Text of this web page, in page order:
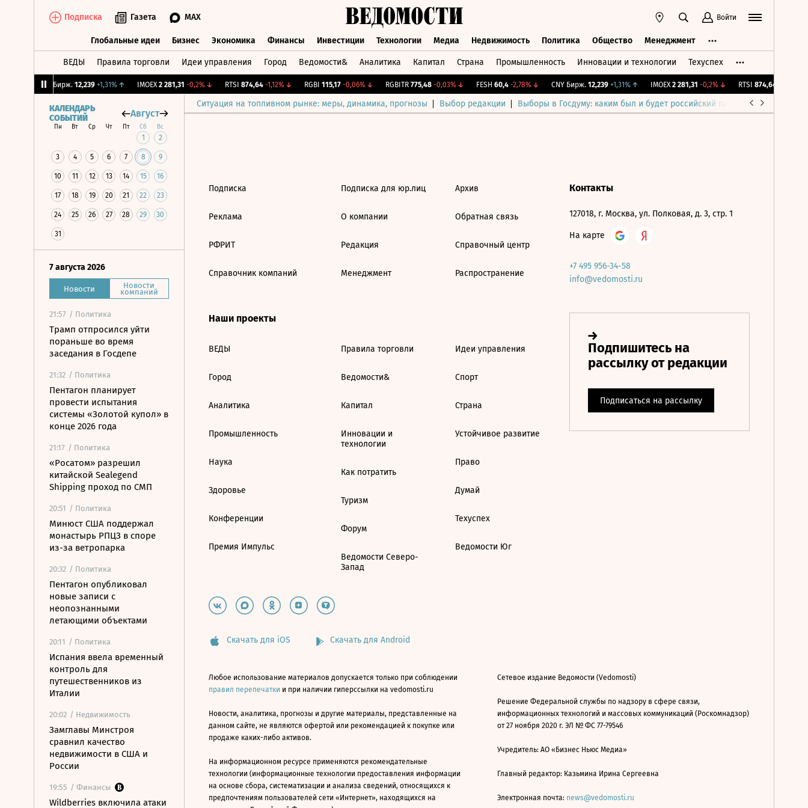
Подписка Газета MAX Войти
Глобальные идеи Бизнес Экономика Финансы Инвестиции Технологии Медиа Недвижимость Политика Общество Менеджмент
ВЕДЫ Правила торговли Идеи управления Город Ведомости& Аналитика Капитал Страна Промышленность Инновации и технологии Техуспех
CNY Бирж. 12,239 +1,31%↑ IMOEX 2 281,31 -0,2%↓ RTSI 874,64 -1,12%↓ RGBI 115,17 -0,06%↓ RGBITR 775,48 -0,03%↓ FESH 60,4 -2,78%↓ CNY Бирж. 12,239 +1,31%↑ IMOEX 2 281,31 -0,2%↓ RTSI 874,64 -1,12%
Ситуация на топливном рынке: меры, динамика, прогнозы Выбор редакции Выборы в Госдуму: каким был и будет российский парламент
КАЛЕНДАРЬ
СОБЫТИЙ
Август
Пн Вт Ср Чт Пт Сб Вс
1 2
3 4 5 6 7 8 9
10 11 12 13 14 15 16
17 18 19 20 21 22 23
24 25 26 27 28 29 30
31
7 августа 2026
Новости Новости
компаний
21:57 / Политика
Трамп отпросился уйти
пораньше во время
заседания в Госдепе
21:32 / Политика
Пентагон планирует
провести испытания
системы «Золотой купол» в
конце 2026 года
21:17 / Политика
«Росатом» разрешил
китайской Sealegend
Shipping проход по СМП
20:51 / Политика
Минюст США поддержал
монастырь РПЦЗ в споре
из-за ветропарка
20:32 / Политика
Пентагон опубликовал
новые записи с
неопознанными
летающими объектами
20:11 / Политика
Испания ввела временный
контроль для
путешественников из
Италии
20:02 / Недвижимость
Замглавы Минстроя
сравнил качество
недвижимости в США и
России
19:55 / Финансы
Wildberries включила атаки
Подписка
Реклама
РФРИТ
Справочник компаний
Подписка для юр.лиц
О компании
Редакция
Менеджмент
Архив
Обратная связь
Справочный центр
Распространение
Наши проекты
ВЕДЫ
Город
Аналитика
Промышленность
Наука
Здоровье
Конференции
Премия Импульс
Правила торговли
Ведомости&
Капитал
Инновации и
технологии
Как потратить
Туризм
Форум
Ведомости Северо-
Запад
Идеи управления
Спорт
Страна
Устойчивое развитие
Право
Думай
Техуспех
Ведомости Юг
Контакты
127018, г. Москва, ул. Полковая, д. 3, стр. 1
На карте
+7 495 956-34-58
info@vedomosti.ru
Скачать для iOS Скачать для Android
Любое использование материалов допускается только при соблюдении
правил перепечатки и при наличии гиперссылки на vedomosti.ru
Новости, аналитика, прогнозы и другие материалы, представленные на
данном сайте, не являются офертой или рекомендацией к покупке или
продаже каких-либо активов.
На информационном ресурсе применяются рекомендательные
технологии (информационные технологии предоставления информации
на основе сбора, систематизации и анализа сведений, относящихся к
предпочтениям пользователей сети «Интернет», находящихся на
Сетевое издание Ведомости (Vedomosti)
Решение Федеральной службы по надзору в сфере связи,
информационных технологий и массовых коммуникаций (Роскомнадзор)
от 27 ноября 2020 г. ЭЛ № ФС 77-79546
Учредитель: АО «Бизнес Ньюс Медиа»
Главный редактор: Казьмина Ирина Сергеевна
Электронная почта: news@vedomosti.ru